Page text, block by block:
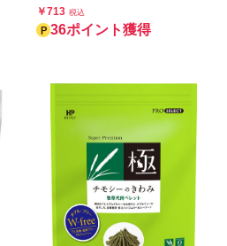
￥713 税込
36ポイント獲得